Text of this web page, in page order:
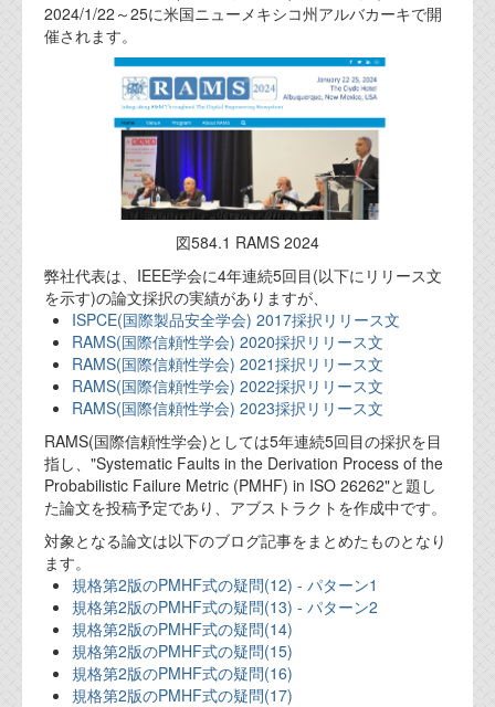
2024/1/22～25に米国ニューメキシコ州アルバカーキで開
催されます。
図584.1 RAMS 2024
弊社代表は、IEEE学会に4年連続5回目(以下にリリース文
を示す)の論文採択の実績がありますが、
ISPCE(国際製品安全学会) 2017採択リリース文
RAMS(国際信頼性学会) 2020採択リリース文
RAMS(国際信頼性学会) 2021採択リリース文
RAMS(国際信頼性学会) 2022採択リリース文
RAMS(国際信頼性学会) 2023採択リリース文
RAMS(国際信頼性学会)としては5年連続5回目の採択を目
指し、"Systematic Faults in the Derivation Process of the
Probabilistic Failure Metric (PMHF) in ISO 26262"と題し
た論文を投稿予定であり、アブストラクトを作成中です。
対象となる論文は以下のブログ記事をまとめたものとなり
ます。
規格第2版のPMHF式の疑問(12) - パターン1
規格第2版のPMHF式の疑問(13) - パターン2
規格第2版のPMHF式の疑問(14)
規格第2版のPMHF式の疑問(15)
規格第2版のPMHF式の疑問(16)
規格第2版のPMHF式の疑問(17)